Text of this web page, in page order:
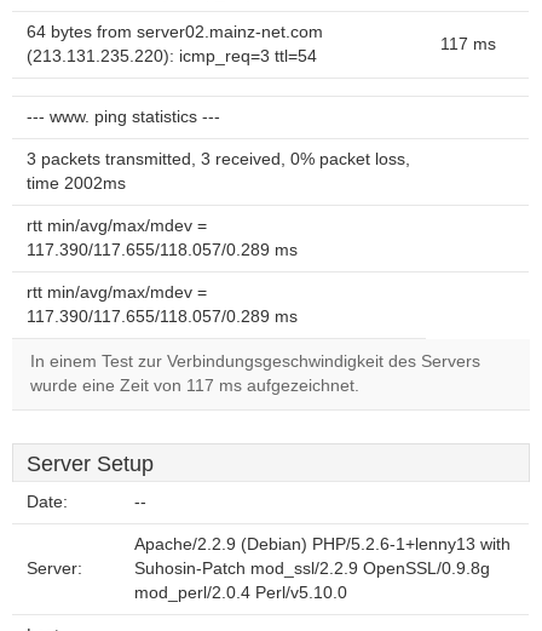
64 bytes from server02.mainz-net.com
(213.131.235.220): icmp_req=3 ttl=54
117 ms
--- www. ping statistics ---
3 packets transmitted, 3 received, 0% packet loss,
time 2002ms
rtt min/avg/max/mdev =
117.390/117.655/118.057/0.289 ms
rtt min/avg/max/mdev =
117.390/117.655/118.057/0.289 ms
In einem Test zur Verbindungsgeschwindigkeit des Servers
wurde eine Zeit von 117 ms aufgezeichnet.
Server Setup
Date: --
Server:
Apache/2.2.9 (Debian) PHP/5.2.6-1+lenny13 with
Suhosin-Patch mod_ssl/2.2.9 OpenSSL/0.9.8g
mod_perl/2.0.4 Perl/v5.10.0